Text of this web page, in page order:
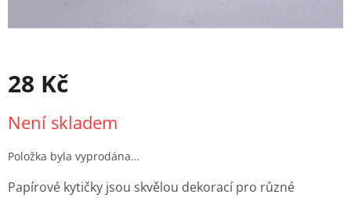
28 Kč
cena:
Není skladem
Položka byla vyprodána…
Papírové kytičky jsou skvělou dekorací pro různé